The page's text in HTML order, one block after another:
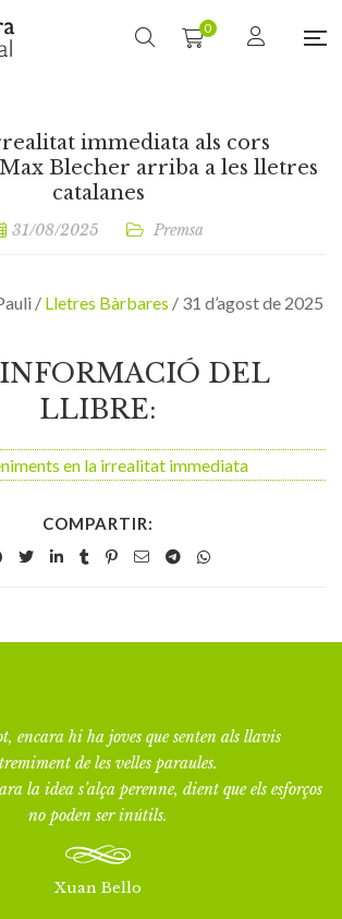
0
immediata als cors
Blecher arriba a les lletres
catalanes
31/08/2025 Premsa
/ Lletres Bàrbares / 31 d’agost de 2025
DEL
LLIBRE:
en la irrealitat immediata
COMPARTIR:
encara hi ha joves que senten als llavis
de les velles paraules.
la idea s’alça perenne, dient que els esforços
no poden ser inútils.
Xuan Bello